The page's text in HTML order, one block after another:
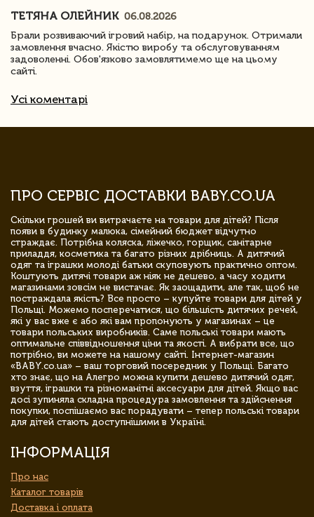
ТЕТЯНА ОЛЕЙНИК 06.08.2026
Брали розвиваючий ігровий набір, на подарунок. Отримали
замовлення вчасно. Якістю виробу та обслуговуванням
задоволенні. Обов'язково замовлятимемо ще на цьому
сайті.
Усі коментарі
ПРО СЕРВІС ДОСТАВКИ BABY.CO.UA
Скільки грошей ви витрачаєте на товари для дітей? Після
появи в будинку малюка, сімейний бюджет відчутно
страждає. Потрібна коляска, ліжечко, горщик, санітарне
приладдя, косметика та багато різних дрібниць. А дитячий
одяг та іграшки молоді батьки скуповують практично оптом.
Коштують дитячі товари аж ніяк не дешево, а часу ходити
магазинами зовсім не вистачає. Як заощадити, але так, щоб не
постраждала якість? Все просто – купуйте товари для дітей у
Польщі. Можемо посперечатися, що більшість дитячих речей,
які у вас вже є або які вам пропонують у магазинах – це
товари польських виробників. Саме польські товари мають
оптимальне співвідношення ціни та якості. А вибрати все, що
потрібно, ви можете на нашому сайті. Інтернет-магазин
«BABY.co.ua» – ваш торговий посередник у Польщі. Багато
хто знає, що на Алегро можна купити дешево дитячий одяг,
взуття, іграшки та різноманітні аксесуари для дітей. Якщо вас
досі зупиняла складна процедура замовлення та здійснення
покупки, поспішаємо вас порадувати – тепер польські товари
для дітей стають доступнішими в Україні.
ІНФОРМАЦІЯ
Про нас
Каталог товарів
Доставка і оплата